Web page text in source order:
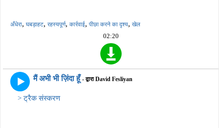
अँधेरा, घबड़ाहट, रहस्यपूर्ण, कार्रवाई, पीछा करने का दृश्य, खेल
02:20
मैं अभी भी ज़िंदा हूँ - द्वारा David Fesliyan
> ट्रैक संस्करण